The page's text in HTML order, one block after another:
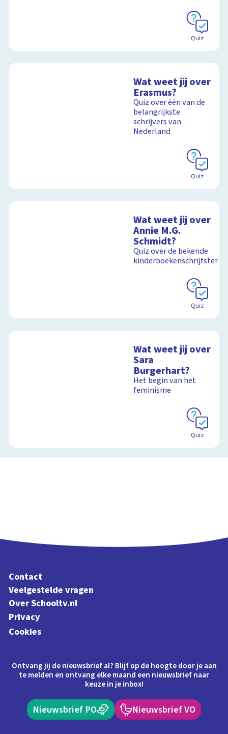
Quiz
Wat weet jij over
Erasmus?
Quiz over één van de
belangrijkste
schrijvers van
Nederland
Quiz
Wat weet jij over
Annie M.G.
Schmidt?
Quiz over de bekende
kinderboekenschrijfster
Quiz
Wat weet jij over
Sara
Burgerhart?
Het begin van het
feminisme
Quiz
Contact
Veelgestelde vragen
Over Schooltv.nl
Privacy
Cookies
Ontvang jij de nieuwsbrief al? Blijf op de hoogte door je aan
te melden en ontvang elke maand een nieuwsbrief naar
keuze in je inbox!
Nieuwsbrief PO Nieuwsbrief VO